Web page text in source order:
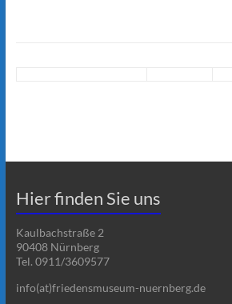
Hier finden Sie uns
Kaulbachstraße 2
90408 Nürnberg
Tel. 0911/3609577
info(at)friedensmuseum-nuernberg.de